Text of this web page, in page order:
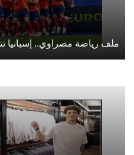
ملف رياضة مصراوي.. إسبانيا